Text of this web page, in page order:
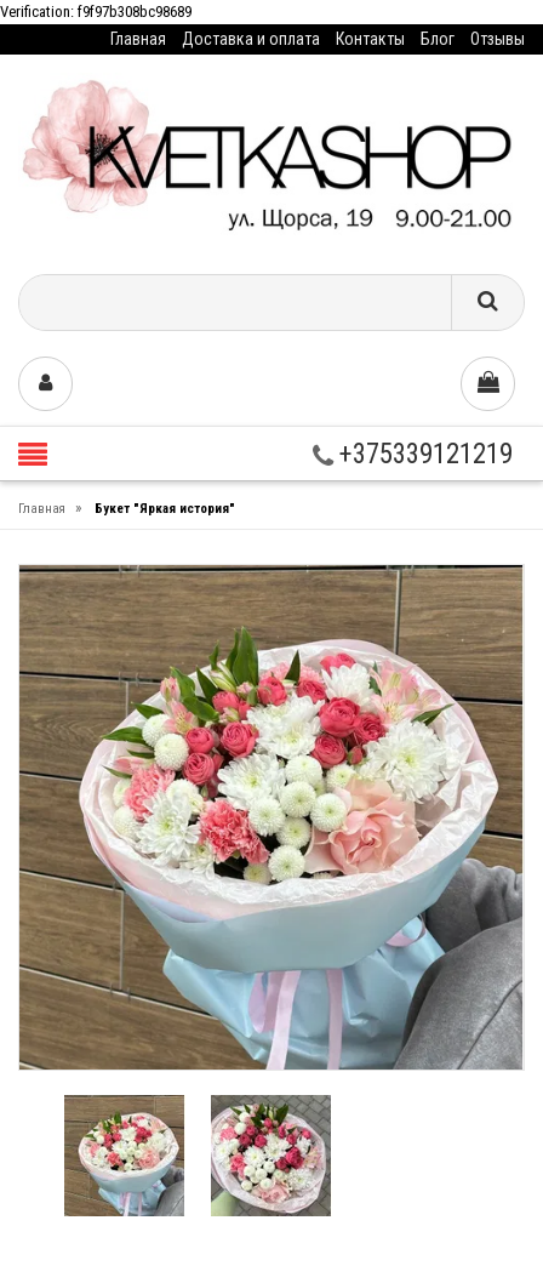
Verification: f9f97b308bc98689
Главная Доставка и оплата Контакты Блог Отзывы
+375339121219
Главная » Букет "Яркая история"